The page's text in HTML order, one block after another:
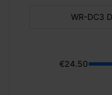
€24.50